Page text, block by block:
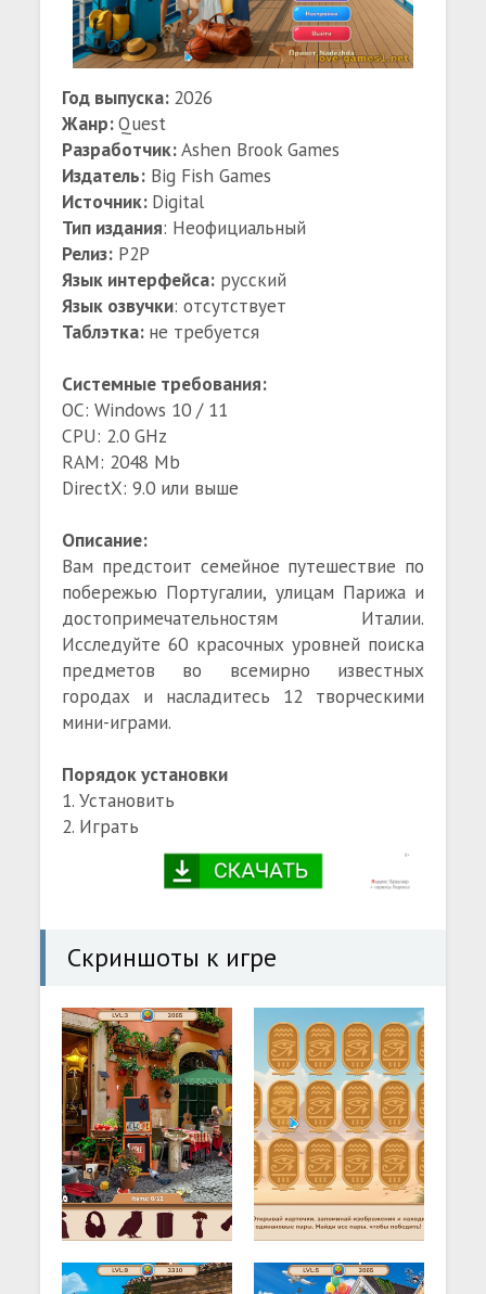
Год выпуска: 2026
Жанр:Quest
Разработчик:Ashen Brook Games
Издатель: Big Fish Games
Источник: Digital
Тип издания: Неофициальный
Релиз: P2P
Язык интерфейса: русский
Язык озвучки: отсутствует
Таблэтка: не требуется
Системные требования:
ОС: Windows 10 / 11
CPU: 2.0 GHz
RAM: 2048 Mb
DirectX: 9.0 или выше
Описание:
Вам предстоит семейное путешествие по
побережью Португалии, улицам Парижа и
достопримечательностям Италии.
Исследуйте 60 красочных уровней поиска
предметов во всемирно известных
городах и насладитесь 12 творческими
мини-играми.
Порядок установки
1. Установить
2. Играть
Скриншоты к игре